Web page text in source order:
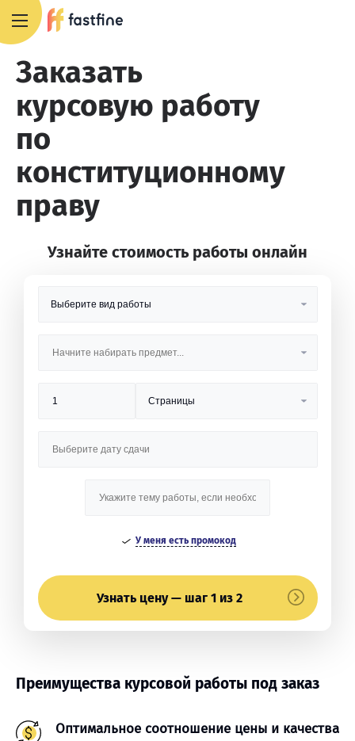
Заказать
курсовую работу
по
конституционному
праву
Узнайте стоимость работы онлайн
У меня есть промокод
Узнать цену — шаг 1 из 2
Преимущества курсовой работы под заказ
Оптимальное соотношение цены и качества